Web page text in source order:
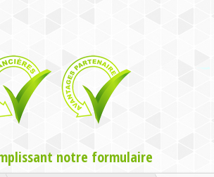
notre formulaire